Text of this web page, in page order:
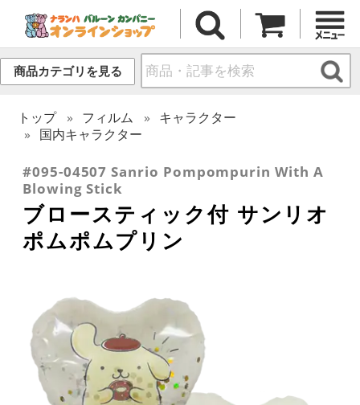
商品カテゴリを見る
トップ フィルム
キャラクター
国内キャラクター
#095-04507 Sanrio Pompompurin With A
Blowing Stick
ブロースティック付 サンリオ
ポムポムプリン